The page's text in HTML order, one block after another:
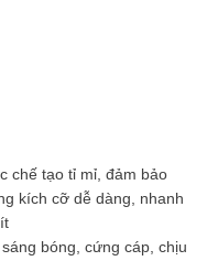
chế tạo tỉ mỉ, đảm bảo
kích cỡ dễ dàng, nhanh
bóng, cứng cáp, chịu